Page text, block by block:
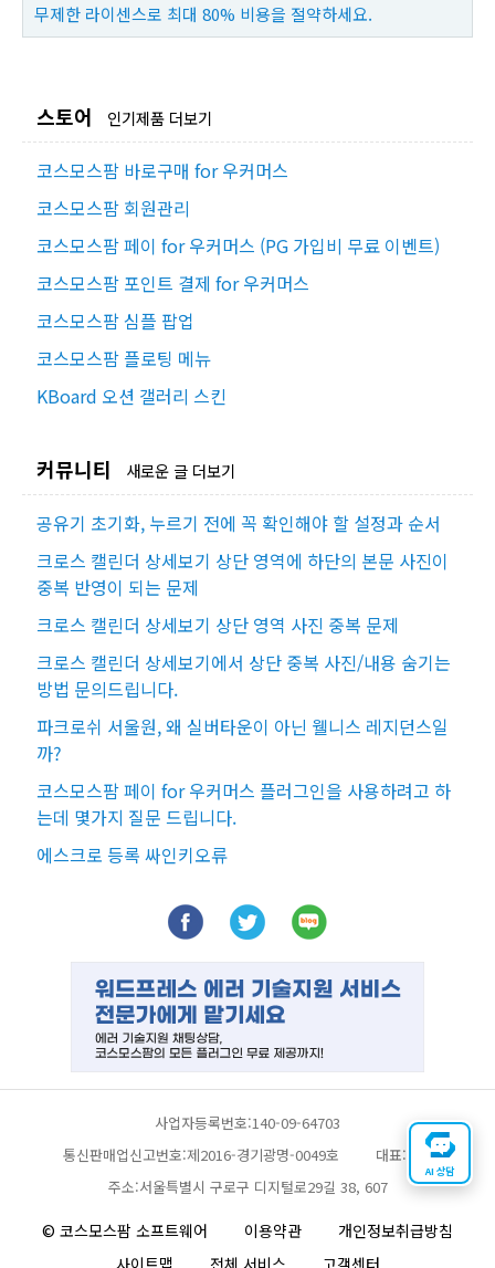
무제한 라이센스로 최대 80% 비용을 절약하세요.
스토어 인기제품 더보기
코스모스팜 바로구매 for 우커머스
코스모스팜 회원관리
코스모스팜 페이 for 우커머스 (PG 가입비 무료 이벤트)
코스모스팜 포인트 결제 for 우커머스
코스모스팜 심플 팝업
코스모스팜 플로팅 메뉴
KBoard 오션 갤러리 스킨
커뮤니티 새로운 글 더보기
공유기 초기화, 누르기 전에 꼭 확인해야 할 설정과 순서
크로스 캘린더 상세보기 상단 영역에 하단의 본문 사진이
중복 반영이 되는 문제
크로스 캘린더 상세보기 상단 영역 사진 중복 문제
크로스 캘린더 상세보기에서 상단 중복 사진/내용 숨기는
방법 문의드립니다.
파크로쉬 서울원, 왜 실버타운이 아닌 웰니스 레지던스일
까?
코스모스팜 페이 for 우커머스 플러그인을 사용하려고 하
는데 몇가지 질문 드립니다.
에스크로 등록 싸인키오류
사업자등록번호:140-09-64703
통신판매업신고번호:제2016-경기광명-0049호
대표:채찬
주소:서울특별시 구로구 디지털로29길 38, 607
© 코스모스팜 소프트웨어 이용약관
개인정보취급방침
사이트맵
전체 서비스 고객센터
AI 상담